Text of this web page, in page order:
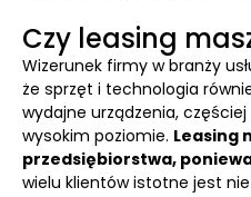
Czy leasing
Wizerunek firmy w branży
że sprzęt i technologia
wydajne urządzenia,
wysokim poziomie. Leasing
przedsiębiorstwa,
wielu klientów istotne jest nie